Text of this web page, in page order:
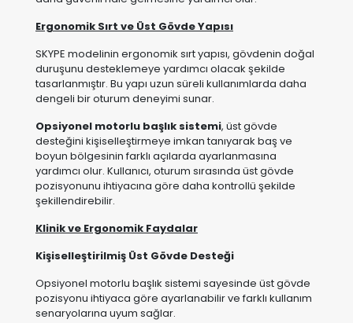
duruşunu desteklemeye yardımcı olacak şekilde
tasarlanmıştır. Bu yapı uzun süreli kullanımlarda daha
dengeli bir oturum deneyimi sunar.
Opsiyonel motorlu başlık sistemi, üst gövde
desteğini kişiselleştirmeye imkan tanıyarak baş ve
boyun bölgesinin farklı açılarda ayarlanmasına
yardımcı olur. Kullanıcı, oturum sırasında üst gövde
pozisyonunu ihtiyacına göre daha kontrollü şekilde
şekillendirebilir.
Klinik ve Ergonomik Faydalar
pozisyonu ihtiyaca göre ayarlanabilir ve farklı kullanım
senaryolarına uyum sağlar.
Mobilizasyon Desteği